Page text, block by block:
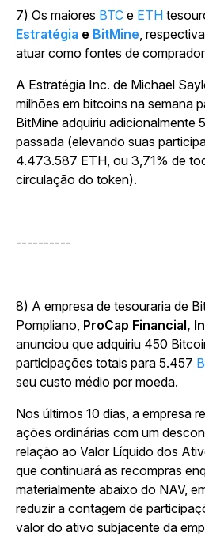
7) Os maiores BTC e ETH
Estratégia e BitMine,
atuar como fontes de
A Estratégia Inc. de Michael
milhões em bitcoins na semana
BitMine adquiriu adicionalmente
passada (elevando suas
4.473.587 ETH, ou 3,71% de
circulação do token).
----------
8) A empresa de tesouraria de
Pompliano, ProCap Financial,
anunciou que adquiriu 450
participações totais para 5.457
seu custo médio por moeda.
Nos últimos 10 dias, a empresa
ações ordinárias com um
relação ao Valor Líquido dos
que continuará as recompras
materialmente abaixo do NAV,
reduzir a contagem de
valor do ativo subjacente da